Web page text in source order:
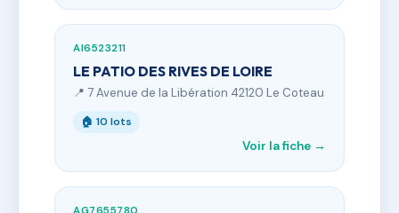
AI6523211
LE PATIO DES RIVES DE LOIRE
📍 7 Avenue de la Libération 42120 Le Coteau
🏠 10 lots
Voir la fiche →